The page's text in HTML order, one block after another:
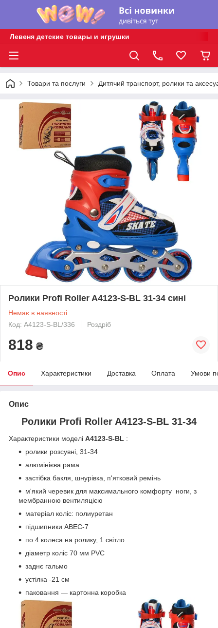
Левеня детские товары и игрушки
Товари та послуги Дитячий транспорт, ролики та
Ролики Profi Roller A4123-S-BL 31-34 сині
Немає в наявності
Код: A4123-S-BL/336
Роздріб
818 ₴
Опис Характеристики Доставка Оплата Умови
Опис
Ролики Profi Roller A4123-S-BL 31-34
Характеристики моделі A4123-S-BL :
ролики розсувні, 31-34
алюмінієва рама
застібка бакля, шнурівка, п'ятковий ремінь
м'який черевик для максимального комфорту ноги, з
мембранною вентиляцією
матеріал коліс: полиуретан
підшипники АВЕС-7
по 4 колеса на ролику, 1 світло
діаметр коліс 70 мм PVC
заднє гальмо
устілка -21 см
паковання — картонна коробка